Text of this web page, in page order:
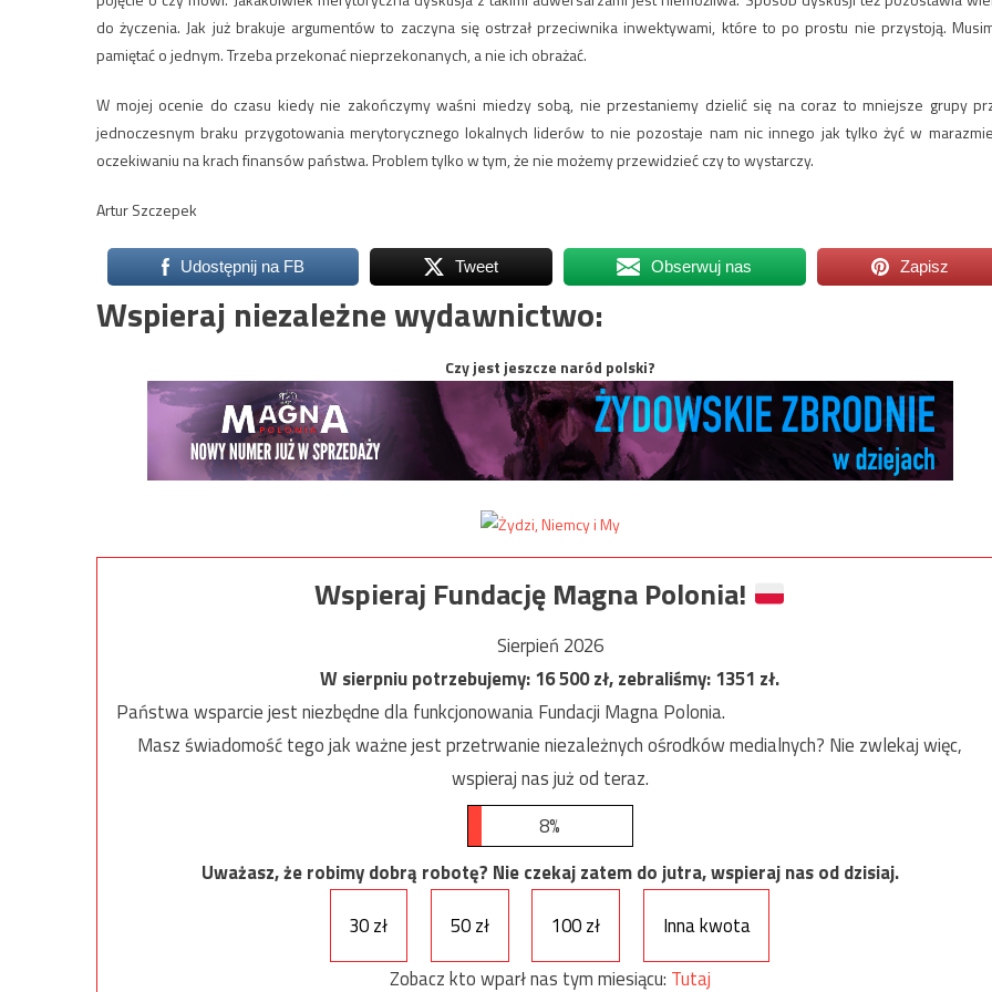
do życzenia. Jak już brakuje argumentów to zaczyna się ostrzał przeciwnika inwektywami, które to po prostu nie przystoją.
pamiętać o jednym. Trzeba przekonać nieprzekonanych, a nie ich obrażać.
W mojej ocenie do czasu kiedy nie zakończymy waśni miedzy sobą, nie przestaniemy dzielić się na coraz to mniejsze grupy
jednoczesnym braku przygotowania merytorycznego lokalnych liderów to nie pozostaje nam nic innego jak tylko żyć w
oczekiwaniu na krach finansów państwa. Problem tylko w tym, że nie możemy przewidzieć czy to wystarczy.
Artur Szczepek
Udostępnij na FB Tweet Obserwuj nas Zapisz
Wspieraj niezależne wydawnictwo:
Czy jest jeszcze naród polski?
Wspieraj Fundację Magna Polonia!
Sierpień 2026
W sierpniu potrzebujemy:16 500zł, zebraliśmy:1351 zł.
Państwa wsparcie jest niezbędne dla funkcjonowania Fundacji Magna Polonia.
Masz świadomość tego jak ważne jest przetrwanie niezależnych ośrodków medialnych? Nie zwlekaj więc,
wspieraj nas już od teraz.
8%
Uważasz, że robimy dobrą robotę? Nie czekaj zatem do jutra, wspieraj nas od dzisiaj.
30 zł
50 zł 100 zł
Inna kwota
Zobacz kto wparł nas tym miesiącu: Tutaj